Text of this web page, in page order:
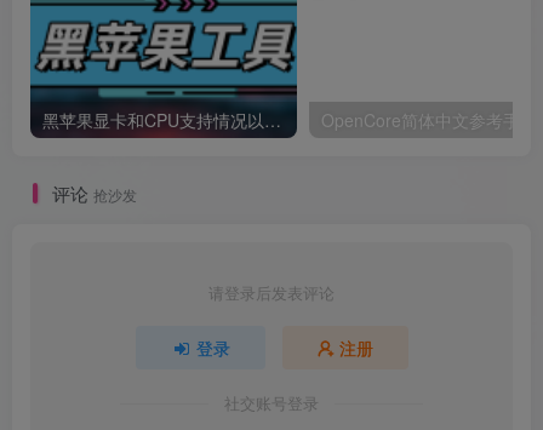
黑苹果显卡和CPU支持情况以及购买硬件防踩坑指南 OpenCore简体中文参考手册
评论 抢沙发
请登录后发表评论
登录 注册
社交账号登录